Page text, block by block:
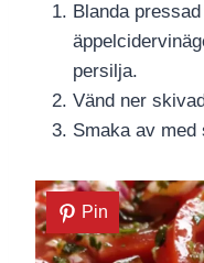
Blanda
persilja.
Vänd ner
Smaka av med
Pin